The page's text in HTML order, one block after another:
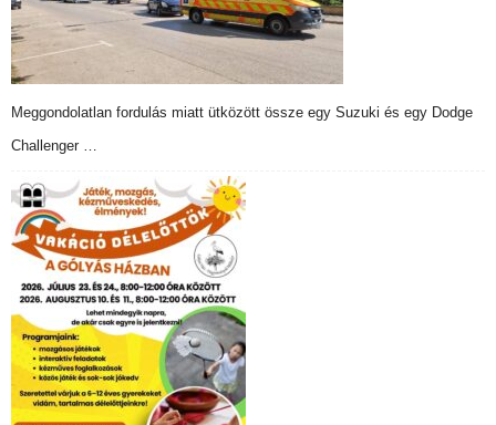
Meggondolatlan fordulás miatt ütközött össze egy Suzuki és egy Dodge
Challenger …